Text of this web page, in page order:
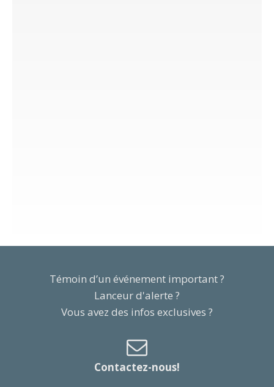
Témoin d’un événement important ?
Lanceur d'alerte ?
Vous avez des infos exclusives ?
Contactez-nous!